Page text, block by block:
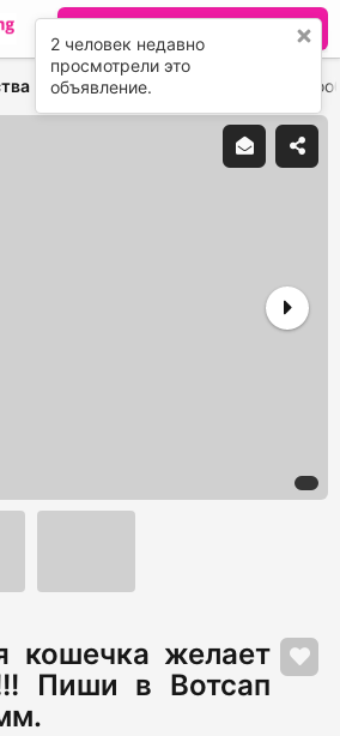
Разместить объявление
Симпатичная кошечка желает
кошечка желает
Пиши в Вотсап
2 человек недавно
просмотрели это
объявление.